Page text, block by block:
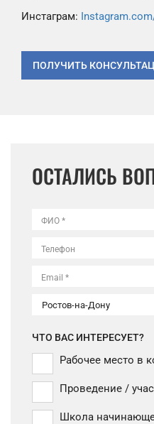
Инстаграм:
ПОЛУЧИТЬ
ОСТАЛИСЬ
ФИО *
Телефон
Email *
ЧТО ВАС ИНТЕРЕСУЕТ?
Рабочее место в
Проведение /
Школа